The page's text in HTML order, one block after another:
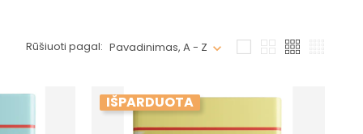
Rūšiuoti pagal: Pavadinimas, A - Z
IŠPARDUOTA